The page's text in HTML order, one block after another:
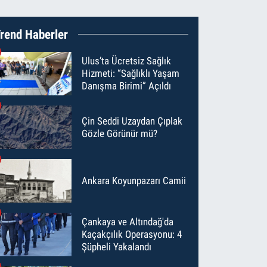
Dış Yüzeyi Neden Aşırı
Haberler
Ulus’ta Ücretsiz Sağlık
Hizmeti: “Sağlıklı Yaşam
Danışma Birimi” Açıldı
Çin Seddi Uzaydan Çıplak
Gözle Görünür mü?
Ankara Koyunpazarı Camii
Çankaya ve Altındağ'da
Kaçakçılık Operasyonu: 4
Şüpheli Yakalandı